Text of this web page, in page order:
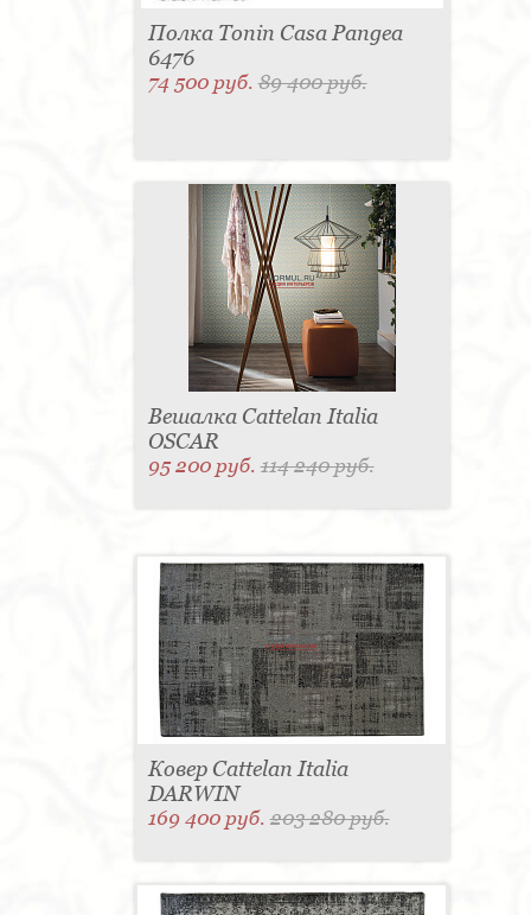
Полка Tonin Casa Pangea
6476
74 500 руб.89 400 руб.
Вешалка Cattelan Italia
OSCAR
95 200 руб.114 240 руб.
Ковер Cattelan Italia
DARWIN
169 400 руб.203 280 руб.